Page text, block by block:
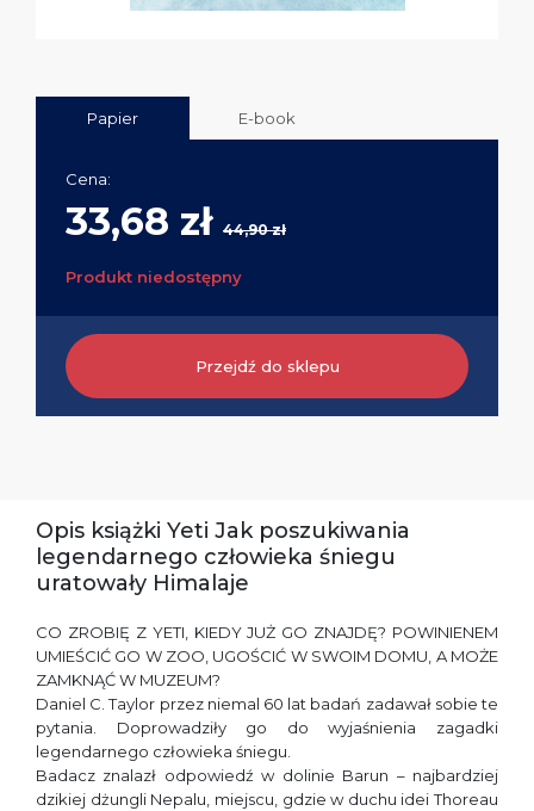
Papier E-book
Cena:
33,68 zł 44,90 zł
Produkt niedostępny
Przejdź do sklepu
Opis książki Yeti Jak poszukiwania
legendarnego człowieka śniegu
uratowały Himalaje
CO ZROBIĘ Z YETI, KIEDY JUŻ GO ZNAJDĘ? POWINIENEM
UMIEŚCIĆ GO W ZOO, UGOŚCIĆ W SWOIM DOMU, A MOŻE
ZAMKNĄĆ W MUZEUM?
Daniel C. Taylor przez niemal 60 lat badań zadawał sobie te
pytania. Doprowadziły go do wyjaśnienia zagadki
legendarnego człowieka śniegu.
Badacz znalazł odpowiedź w dolinie Barun – najbardziej
dzikiej dżungli Nepalu, miejscu, gdzie w duchu idei Thoreau